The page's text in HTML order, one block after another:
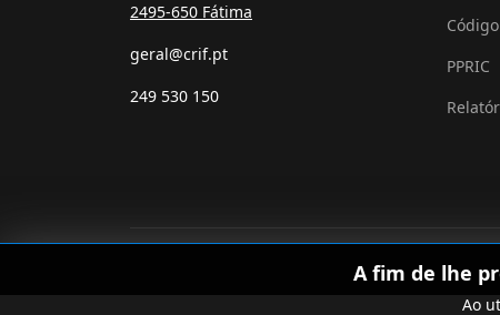
2495-650 Fátima
geral@crif.pt
249 530 150
PPRIC
A fim de lhe
Ao